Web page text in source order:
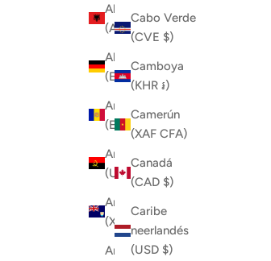
Cabo Verde
(CVE $)
Camboya
(KHR ៛)
Camerún
(XAF CFA)
Canadá
(CAD $)
Caribe
neerlandés
(USD $)
Albania
(ALL L)
Alemania
Andorra
Angola
Anguila
Antigua y